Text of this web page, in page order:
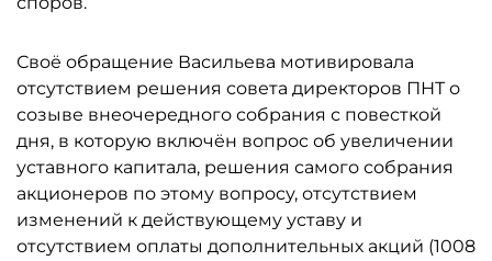
Своё обращение Васильева мотивировала
отсутствием решения совета директоров ПНТ о
созыве внеочередного собрания с повесткой
дня, в которую включён вопрос об увеличении
уставного капитала, решения самого собрания
акционеров по этому вопросу, отсутствием
изменений к действующему уставу и
отсутствием оплаты дополнительных акций (1008